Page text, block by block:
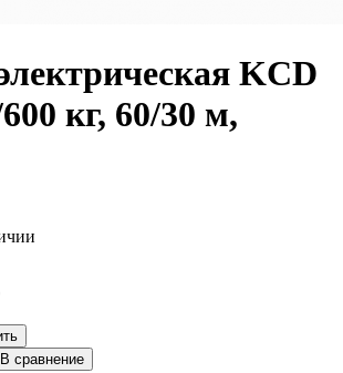
KCD
кг, 60/30 м,
В сравнение